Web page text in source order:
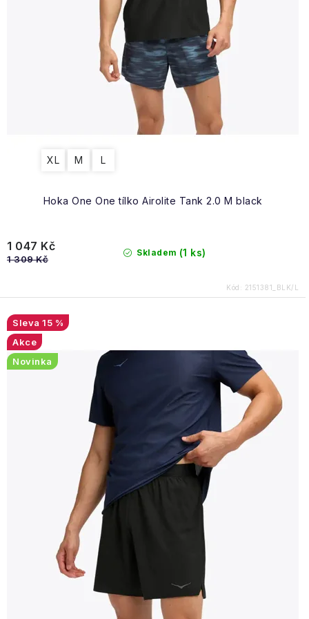
Hoka One One tílko Airolite Tank 2.0 M black
XL M L
Skladem (1 ks)
1 047 Kč
1 309 Kč
Kód: 2151381_BLK/L
15 %
Akce
Novinka